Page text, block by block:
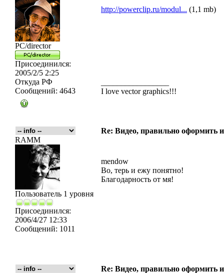
PC/director
Присоединился:
2005/2/5 2:25
Откуда РФ
Сообщений: 4643
http://powerclip.ru/modul... (1,1 mb)
I love vector graphics!!!
Re: Видео, правильно оформить
RAMM
Пользователь 1 уровня
Присоединился:
2006/4/27 12:33
Сообщений: 1011
mendow
Во, терь и ежу понятно!
Благодарность от мя!
Re: Видео, правильно оформить